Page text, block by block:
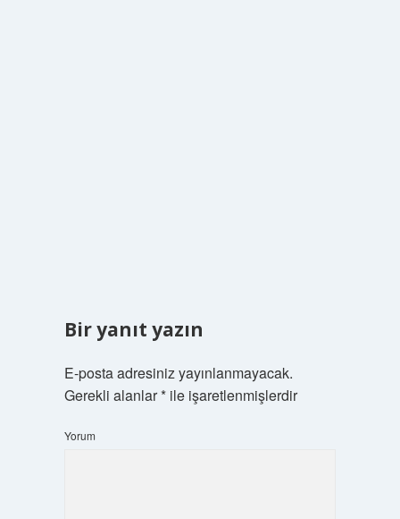
Bir yanıt yazın
E-posta adresiniz yayınlanmayacak.
Gerekli alanlar*ile işaretlenmişlerdir
Yorum